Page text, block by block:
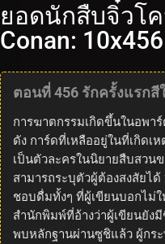
ยอดนักสืบจิ๋วโ
Conan: 10x456
ตอนที่ 456 รักครั้งแรก
การฆาตกรรมเกิดขึ้นในอพา
ดัง การ์ดที่เหลืออยู่ในที่เกิดเ
เป็นตัวละครในนิยายสืบสวน
สามารถระบุตัวผู้ต้องสงสัยไ
ชอบดื่มทั้งๆ ที่ผู้เขียนบอกไม่
สำนักพิมพ์ที่อ้างว่าผู้เขียนยัง
พบหลักฐานผ่านซูชิแล้ว ผู้กระ